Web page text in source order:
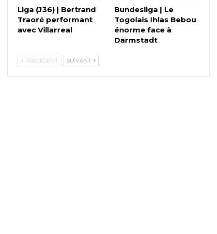
Liga (J36) | Bertrand
Traoré performant
avec Villarreal
Bundesliga | Le
Togolais Ihlas Bebou
énorme face à
Darmstadt
PRÉCÉDENT SUIVANT